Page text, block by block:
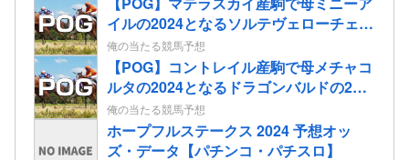
と思う
イルの2024となるソルテヴェローチェの
2歳情報
俺の当たる競馬予想
【POG】コントレイル産駒で母メチャコ
ルタの2024となるドラゴンバルドの2歳
情報
俺の当たる競馬予想
ホープフルステークス 2024 予想オッ
ズ・データ【パチンコ・パチスロ】